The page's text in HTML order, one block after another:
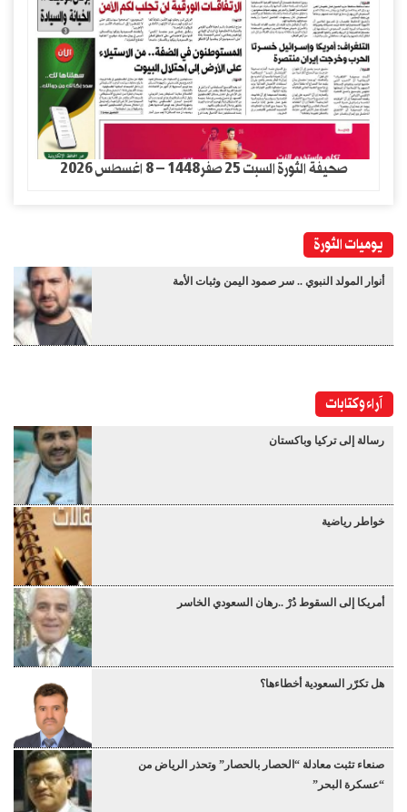
صحيفة الثورة السبت 25 صفر1448 – 8 اغسطس 2026
يوميات الثورة
أنوار المولد النبوي .. سر صمود اليمن وثبات الأمة
آراء وكتابات
رسالة إلى تركيا وباكستان
خواطر رياضية
أمريكا إلى السقوط دُرْ ..رهان السعودي الخاسر
هل تكرّر السعودية أخطاءها؟
صنعاء تثبت معادلة “الحصار بالحصار” وتحذر الرياض من
“عسكرة البحر”